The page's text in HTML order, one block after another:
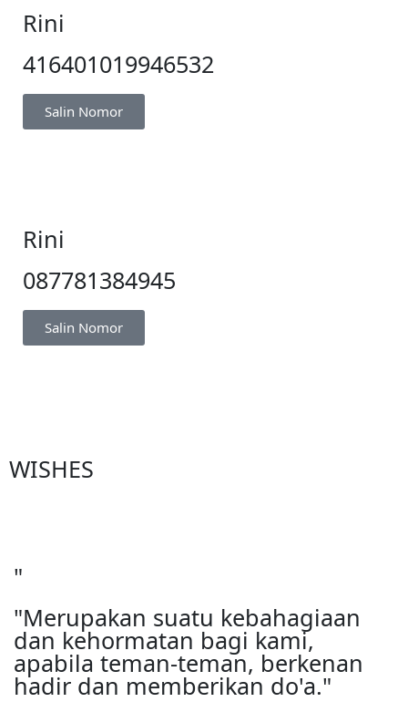
Rini
416401019946532
Salin Nomor
Rini
087781384945
Salin Nomor
WISHES
"
"Merupakan suatu kebahagiaan
dan kehormatan bagi kami,
apabila teman-teman, berkenan
hadir dan memberikan do'a."